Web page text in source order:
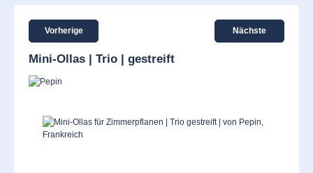
Vorherige Nächste
Mini-Ollas | Trio | gestreift
Bildergalerie überspringen